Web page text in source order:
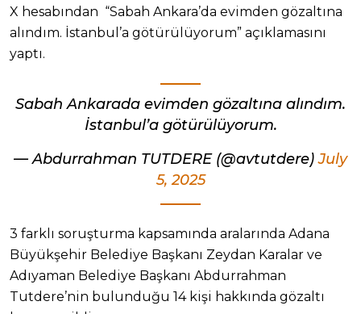
X hesabından “Sabah Ankara’da evimden gözaltına
alındım. İstanbul’a götürülüyorum” açıklamasını
yaptı.
Sabah Ankarada evimden gözaltına alındım.
İstanbul’a götürülüyorum.
— Abdurrahman TUTDERE (@avtutdere)July
5, 2025
3 farklı soruşturma kapsamında aralarında Adana
Büyükşehir Belediye Başkanı Zeydan Karalar ve
Adıyaman Belediye Başkanı Abdurrahman
Tutdere’nin bulunduğu 14 kişi hakkında gözaltı